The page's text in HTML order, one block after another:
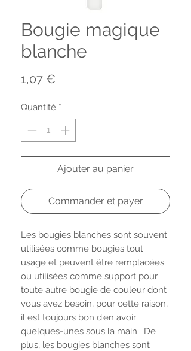
Bougie magique
blanche
1,07 €
Quantité *
Ajouter au panier
Commander et payer
Les bougies blanches sont souvent
utilisées comme bougies tout
usage et peuvent être remplacées
ou utilisées comme support pour
toute autre bougie de couleur dont
vous avez besoin, pour cette raison,
il est toujours bon d'en avoir
quelques-unes sous la main. De
plus, les bougies blanches sont